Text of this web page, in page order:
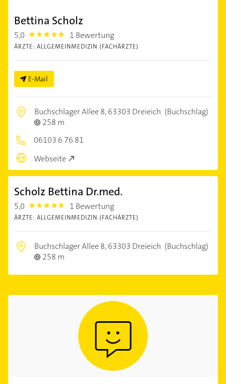
Bettina Scholz
5,0 5.0 1 Bewertung
ÄRZTE: ALLGEMEINMEDIZIN (FACHÄRZTE)
E-Mail
Buchschlager Allee 8,63303 Dreieich (Buchschlag)
258 m
06103 6 76 81
Webseite
Scholz Bettina Dr.med.
5,0 5.0 1 Bewertung
ÄRZTE: ALLGEMEINMEDIZIN (FACHÄRZTE)
Buchschlager Allee 8,63303 Dreieich (Buchschlag)
258 m